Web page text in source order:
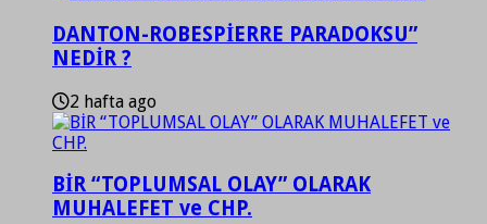
DANTON-ROBESPİERRE PARADOKSU”
NEDİR ?
2 hafta ago
BİR “TOPLUMSAL OLAY” OLARAK
MUHALEFET ve CHP.